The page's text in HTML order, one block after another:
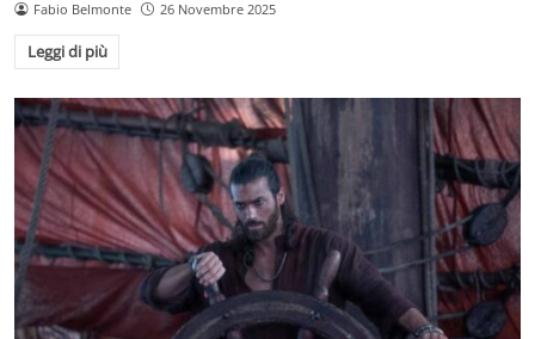
Fabio Belmonte 26 Novembre 2025
Leggi di più